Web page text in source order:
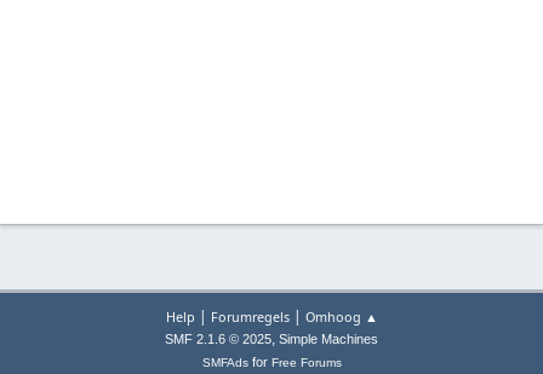
Help | Forumregels| Omhoog ▲
SMF 2.1.6 © 2025, Simple Machines
SMFAdsfor Free Forums